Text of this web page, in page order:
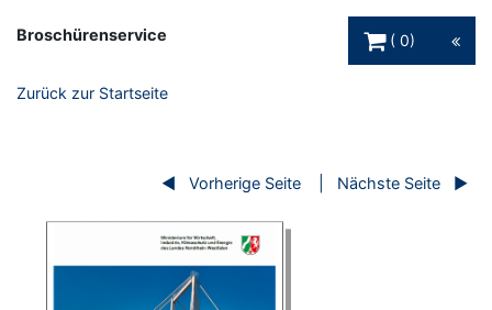
Broschürenservice
0
Zurück zur Startseite
Vorherige Seite Nächste Seite